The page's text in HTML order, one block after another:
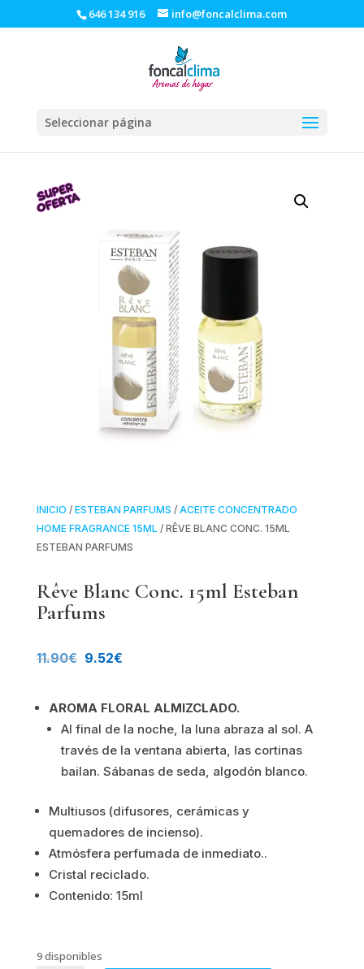
646 134 916 info@foncalclima.com
Seleccionar página
INICIO / ESTEBAN PARFUMS / ACEITE CONCENTRADO
HOME FRAGRANCE 15ML / RÊVE BLANC CONC. 15ML
ESTEBAN PARFUMS
Rêve Blanc Conc. 15ml Esteban
Parfums
11.90€ El
original
era:
9.52€El
actual
es:
AROMA FLORAL ALMIZCLADO.
Al final de la noche, la luna abraza al sol. A
través de la ventana abierta, las cortinas
bailan. Sábanas de seda, algodón blanco.
Multiusos (difusores, cerámicas y
quemadores de incienso).
Atmósfera perfumada de inmediato..
Cristal reciclado.
Contenido: 15ml
9 disponibles